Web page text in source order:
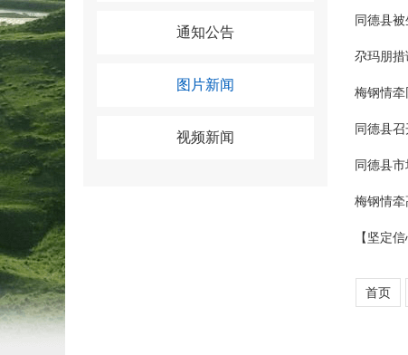
通知公告
图片新闻
视频新闻
同德县
尕玛朋
梅钢情
同德县
同德县
梅钢情
【坚定
首页